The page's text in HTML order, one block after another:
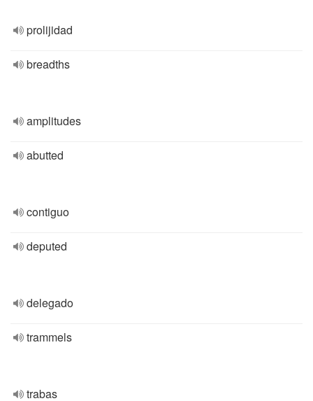
prolijidad
breadths
amplitudes
abutted
contiguo
deputed
delegado
trammels
trabas